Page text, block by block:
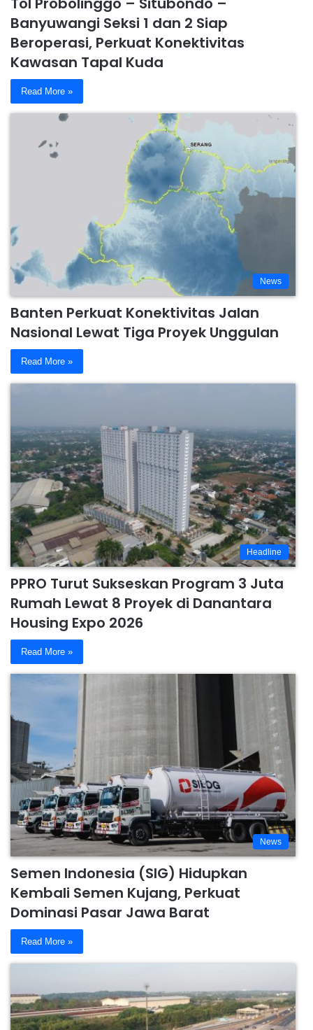
Banyuwangi Seksi 1 dan 2 Siap
Beroperasi, Perkuat Konektivitas
Kawasan Tapal Kuda
Read More »
News
Banten Perkuat Konektivitas Jalan
Nasional Lewat Tiga Proyek Unggulan
Read More »
Headline
PPRO Turut Sukseskan Program 3 Juta
Rumah Lewat 8 Proyek di Danantara
Housing Expo 2026
Read More »
News
Semen Indonesia (SIG) Hidupkan
Kembali Semen Kujang, Perkuat
Dominasi Pasar Jawa Barat
Read More »